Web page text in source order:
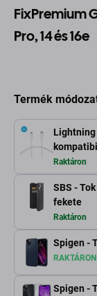
FixPremium
Pro, 14 és 16e
Termék
Lightning
Raktáron
SBS -
fekete
Raktáron
Spigen -
Spigen -